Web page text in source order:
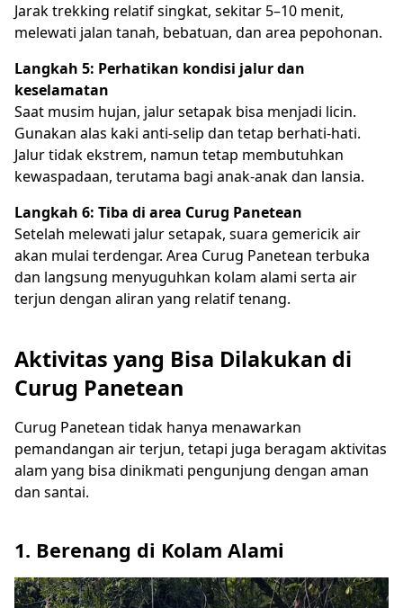
Jarak trekking relatif singkat, sekitar 5–10 menit,
melewati jalan tanah, bebatuan, dan area pepohonan.
Langkah 5: Perhatikan kondisi jalur dan
keselamatan
Saat musim hujan, jalur setapak bisa menjadi licin.
Gunakan alas kaki anti-selip dan tetap berhati-hati.
Jalur tidak ekstrem, namun tetap membutuhkan
kewaspadaan, terutama bagi anak-anak dan lansia.
Langkah 6: Tiba di area Curug Panetean
Setelah melewati jalur setapak, suara gemericik air
akan mulai terdengar. Area Curug Panetean terbuka
dan langsung menyuguhkan kolam alami serta air
terjun dengan aliran yang relatif tenang.
Aktivitas yang Bisa Dilakukan di
Curug Panetean
Curug Panetean tidak hanya menawarkan
pemandangan air terjun, tetapi juga beragam aktivitas
alam yang bisa dinikmati pengunjung dengan aman
dan santai.
1. Berenang di Kolam Alami